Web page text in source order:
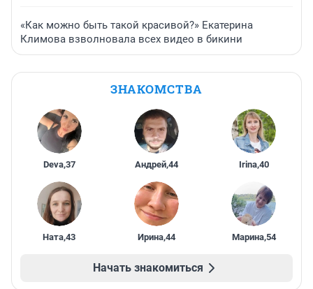
«Как можно быть такой красивой?» Екатерина
Климова взволновала всех видео в бикини
ЗНАКОМСТВА
Deva,37 Андрей,44 Irina,40
Ната,43 Ирина,44 Марина,54
Начать знакомиться